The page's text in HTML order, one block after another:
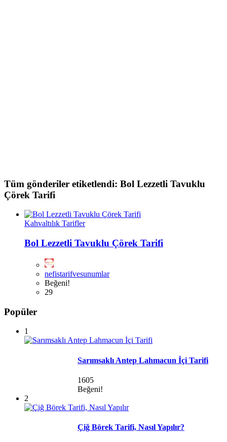
Tüm gönderiler etiketlendi: Bol Lezzetli Tavuklu
Çörek Tarifi
Kahvaltılık Tarifler
Bol Lezzetli Tavuklu Çörek Tarifi
nefistarifvesunumlar
Beğeni!
29
Popüler
1
Sarımsaklı Antep Lahmacun İçi Tarifi
1605
Beğeni!
2
Çiğ Börek Tarifi, Nasıl Yapılır?